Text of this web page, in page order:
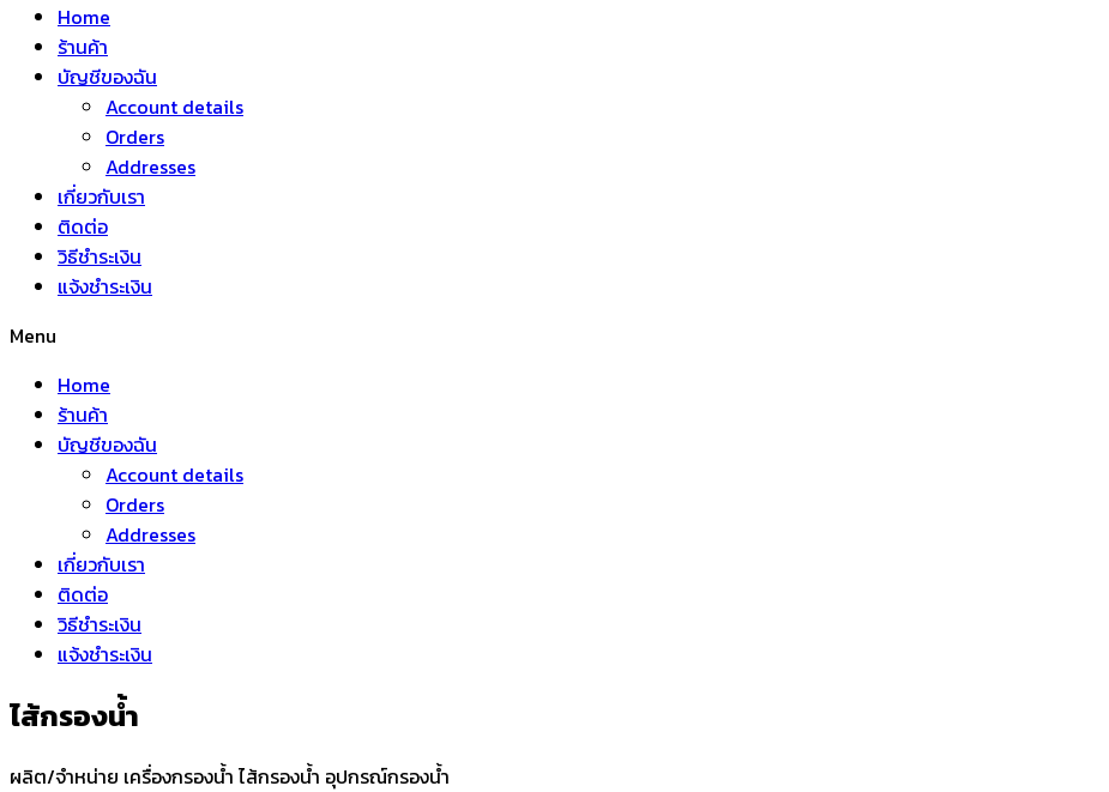
Home
ร้านค้า
บัญชีของฉัน
Account details
Orders
Addresses
เกี่ยวกับเรา
ติดต่อ
วิธีชำระเงิน
แจ้งชำระเงิน
Menu
Home
ร้านค้า
บัญชีของฉัน
Account details
Orders
Addresses
เกี่ยวกับเรา
ติดต่อ
วิธีชำระเงิน
แจ้งชำระเงิน
ไส้กรองน้ำ
ผลิต/จำหน่าย เครื่องกรองน้ำ ไส้กรองน้ำ อุปกรณ์กรองน้ำ